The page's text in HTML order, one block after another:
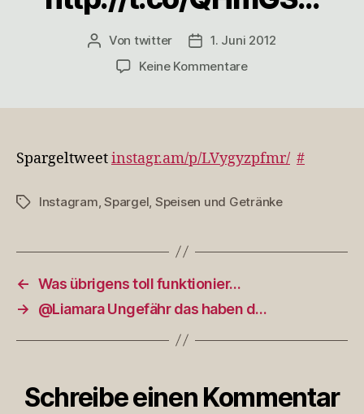
Beitragsautor
Von twitter Veröffentlichungsdatum
1. Juni 2012
Keine Kommentarezu
Spargeltweetinstagr.am/p/LVygyzpfmr/ #
Schlagwörter
Instagram ,Spargel Speisen und Getränke
← Was übrigens toll funktionier…
→
@Liamara Ungefähr das haben d…
Schreibe einen Kommentar